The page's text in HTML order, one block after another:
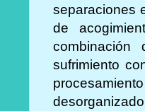
separaciones
de
sufrimiento